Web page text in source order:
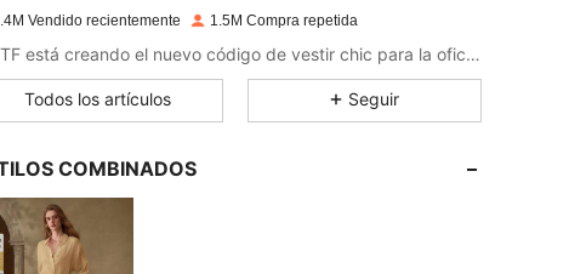
4,85 4.5M
4,85
Vendido recientemente 1.5M Compra repetida
MOTF está creando el nuevo código de vestir chic para la oficina, con ropa profesional que abraza la feminidad y la gracia natural del estilo personal de las mujeres.
Todos los artículos Seguir
COMBINADOS